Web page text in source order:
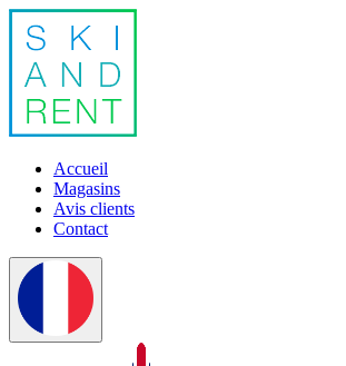
Accueil
Magasins
Avis clients
Contact